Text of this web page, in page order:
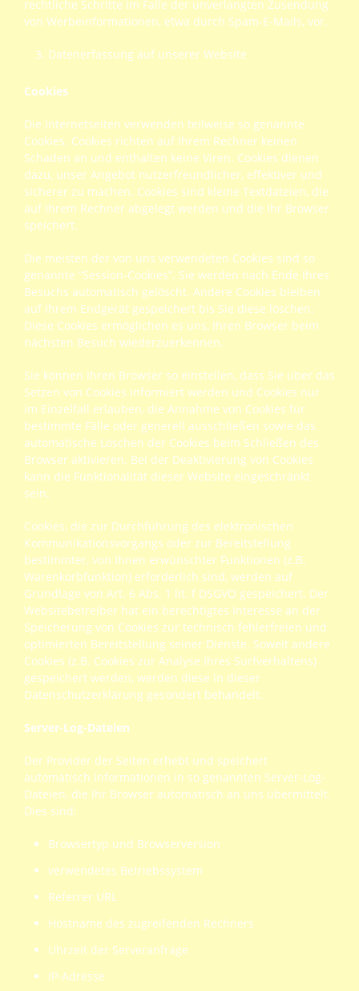
rechtliche Schritte im Falle der unverlangten Zusendung
von Werbeinformationen, etwa durch Spam-E-Mails, vor.
Datenerfassung auf unserer Website
Cookies
Die Internetseiten verwenden teilweise so genannte
Cookies. Cookies richten auf Ihrem Rechner keinen
Schaden an und enthalten keine Viren. Cookies dienen
dazu, unser Angebot nutzerfreundlicher, effektiver und
sicherer zu machen. Cookies sind kleine Textdateien, die
auf Ihrem Rechner abgelegt werden und die Ihr Browser
speichert.
Die meisten der von uns verwendeten Cookies sind so
genannte “Session-Cookies”. Sie werden nach Ende Ihres
Besuchs automatisch gelöscht. Andere Cookies bleiben
auf Ihrem Endgerät gespeichert bis Sie diese löschen.
Diese Cookies ermöglichen es uns, Ihren Browser beim
nächsten Besuch wiederzuerkennen.
Sie können Ihren Browser so einstellen, dass Sie über das
Setzen von Cookies informiert werden und Cookies nur
im Einzelfall erlauben, die Annahme von Cookies für
bestimmte Fälle oder generell ausschließen sowie das
automatische Löschen der Cookies beim Schließen des
Browser aktivieren. Bei der Deaktivierung von Cookies
kann die Funktionalität dieser Website eingeschränkt
sein.
Cookies, die zur Durchführung des elektronischen
Kommunikationsvorgangs oder zur Bereitstellung
bestimmter, von Ihnen erwünschter Funktionen (z.B.
Warenkorbfunktion) erforderlich sind, werden auf
Grundlage von Art. 6 Abs. 1 lit. f DSGVO gespeichert. Der
Websitebetreiber hat ein berechtigtes Interesse an der
Speicherung von Cookies zur technisch fehlerfreien und
optimierten Bereitstellung seiner Dienste. Soweit andere
Cookies (z.B. Cookies zur Analyse Ihres Surfverhaltens)
gespeichert werden, werden diese in dieser
Datenschutzerklärung gesondert behandelt.
Server-Log-Dateien
Der Provider der Seiten erhebt und speichert
automatisch Informationen in so genannten Server-Log-
Dateien, die Ihr Browser automatisch an uns übermittelt.
Dies sind:
Browsertyp und Browserversion
verwendetes Betriebssystem
Referrer URL
Hostname des zugreifenden Rechners
Uhrzeit der Serveranfrage
IP-Adresse